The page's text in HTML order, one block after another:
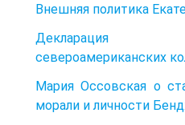
Внешняя политика
Декларация
североамериканских
Мария Оссовская о
морали и личности